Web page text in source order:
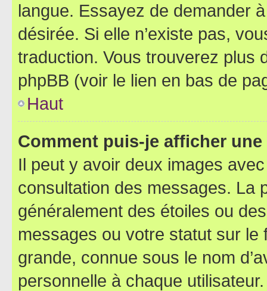
langue. Essayez de demander
désirée. Si elle n’existe pas,
traduction. Vous trouverez plus
phpBB (voir le lien en bas de
Haut
Comment puis-je afficher
Il peut y avoir deux images
consultation des messages. La
généralement des étoiles ou
messages ou votre statut sur
grande, connue sous le nom
personnelle à chaque utilisateur.